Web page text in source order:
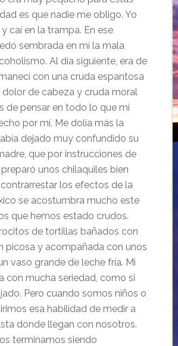
es que nadie me obligo. Yo
caí en la trampa. En ese
sembrada en mí la mala
Al día siguiente, era de
con una cruda espantosa
dolor de cabeza y cruda moral
de pensar en todo lo que mi
por mí. Me dolía más la
dejado muy confundido su
que por instrucciones de
unos chilaquiles bien
los efectos de la
se acostumbra mucho este
que hemos estado crudos.
de tortillas bañados con
picosa y acompañada con unos
vaso grande de leche fría. Mi
con mucha seriedad, como si
Pero cuando somos niños o
esa habilidad de medir a
donde llegan con nosotros.
terminamos siendo